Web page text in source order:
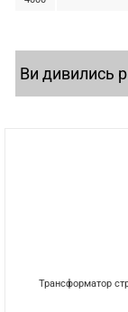
Ви дивились
Трансформатор